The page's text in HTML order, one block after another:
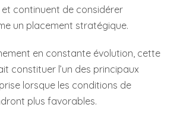
continuent de considérer
un placement stratégique.
en constante évolution, cette
constituer l’un des principaux
lorsque les conditions de
plus favorables.